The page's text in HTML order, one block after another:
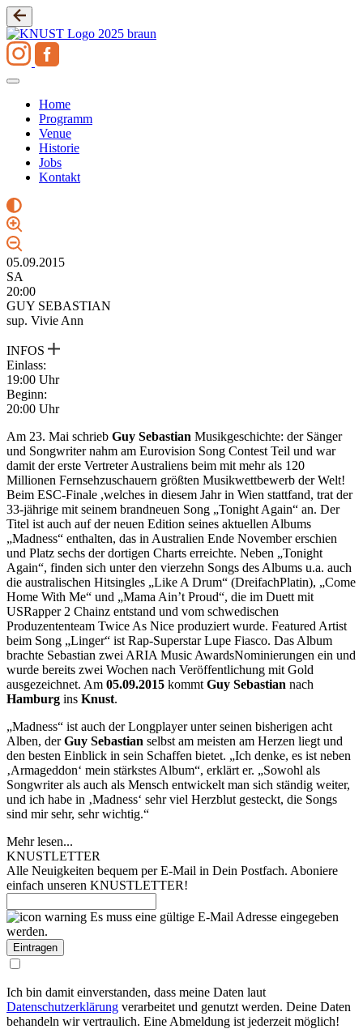
Zum
Inhalt
springen
Home
Programm
Venue
Historie
Jobs
Kontakt
05.09.2015
SA
20:00
GUY SEBASTIAN
sup. Vivie Ann
INFOS
Einlass:
19:00 Uhr
Beginn:
20:00 Uhr
Am 23. Mai schrieb Guy Sebastian Musikgeschichte: der Sänger
und Songwriter nahm am Eurovision Song Contest Teil und war
damit der erste Vertreter Australiens beim mit mehr als 120
Millionen Fernsehzuschauern größten Musikwettbewerb der Welt!
Beim ESC-Finale ,welches in diesem Jahr in Wien stattfand, trat der
33-jährige mit seinem brandneuen Song „Tonight Again“ an. Der
Titel ist auch auf der neuen Edition seines aktuellen Albums
„Madness“ enthalten, das in Australien Ende November erschien
und Platz sechs der dortigen Charts erreichte. Neben „Tonight
Again“, finden sich unter den vierzehn Songs des Albums u.a. auch
die australischen Hitsingles „Like A Drum“ (DreifachPlatin), „Come
Home With Me“ und „Mama Ain’t Proud“, die im Duett mit
USRapper 2 Chainz entstand und vom schwedischen
Produzententeam Twice As Nice produziert wurde. Featured Artist
beim Song „Linger“ ist Rap-Superstar Lupe Fiasco. Das Album
brachte Sebastian zwei ARIA Music AwardsNominierungen ein und
wurde bereits zwei Wochen nach Veröffentlichung mit Gold
ausgezeichnet. Am 05.09.2015 kommt Guy Sebastian nach
Hamburg ins Knust.
„Madness“ ist auch der Longplayer unter seinen bisherigen acht
Alben, derGuy Sebastian selbst am meisten am Herzen liegt und
den besten Einblick in sein Schaffen bietet. „Ich denke, es ist neben
‚Armageddon‘ mein stärkstes Album“, erklärt er. „Sowohl als
Songwriter als auch als Mensch entwickelt man sich ständig weiter,
und ich habe in ‚Madness‘ sehr viel Herzblut gesteckt, die Songs
sind mir sehr, sehr wichtig.“
Mehr lesen...
KNUSTLETTER
Alle Neuigkeiten bequem per E-Mail in Dein Postfach. Aboniere
einfach unseren KNUSTLETTER!
Es muss eine gültige E-Mail Adresse eingegeben
werden.
Ich bin damit einverstanden, dass meine Daten laut
Datenschutzerklärung verarbeitet und genutzt werden. Deine Daten
behandeln wir vertraulich. Eine Abmeldung ist jederzeit möglich!